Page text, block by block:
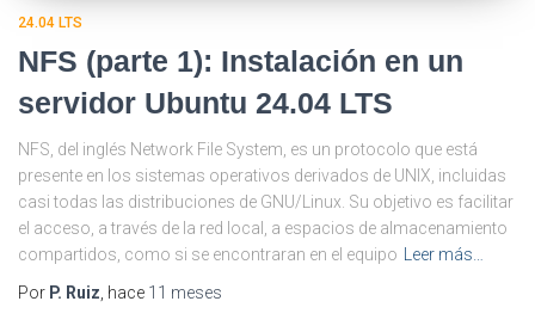
24.04 LTS
NFS (parte 1): Instalación en un
servidor Ubuntu 24.04 LTS
NFS, del inglés Network File System, es un protocolo que está
presente en los sistemas operativos derivados de UNIX, incluidas
casi todas las distribuciones de GNU/Linux. Su objetivo es facilitar
el acceso, a través de la red local, a espacios de almacenamiento
compartidos, como si se encontraran en el equipo
Leer más…
Por P. Ruiz , hace 11 meses